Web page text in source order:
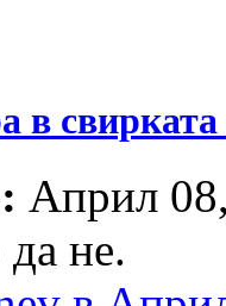
в свирката
Април
не.